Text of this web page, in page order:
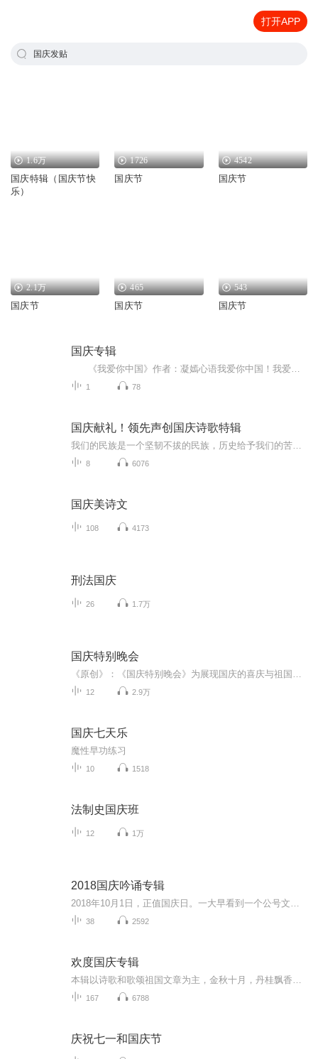
打开APP
国庆发贴
1.6万
国庆特辑（国庆节快
乐）
1726
国庆节
4542
国庆节
2.1万
国庆节
465
国庆节
543
国庆节
国庆专辑
1 78
国庆献礼！领先声创国庆诗歌特辑
8 6076
国庆美诗文
108 4173
刑法国庆
26 1.7万
国庆特别晚会
12 2.9万
国庆七天乐
魔性早功练习
10 1518
法制史国庆班
12 1万
2018国庆吟诵专辑
38 2592
欢度国庆专辑
167 6788
庆祝七一和国庆节